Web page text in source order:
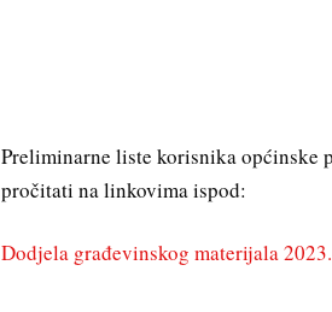
Preliminarne liste korisnika općinske
pročitati na linkovima ispod:
Dodjela građevinskog materijala